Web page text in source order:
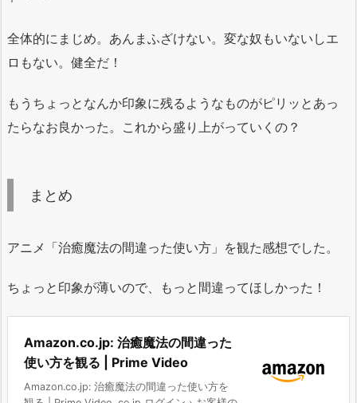
全体的にまじめ。あんまふざけない。変な奴もいないしエ
ロもない。健全だ！
もうちょっとなんか印象に残るようなものがピリッとあっ
たらなお良かった。これから盛り上がっていくの？
まとめ
アニメ「治癒魔法の間違った使い方」を観た感想でした。
ちょっと印象が薄いので、もっと間違ってほしかった！
Amazon.co.jp: 治癒魔法の間違った
使い方を観る | Prime Video
Amazon.co.jp: 治癒魔法の間違った使い方を